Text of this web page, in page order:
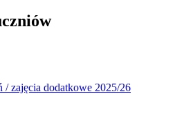
/ zajęcia dodatkowe 2025/26